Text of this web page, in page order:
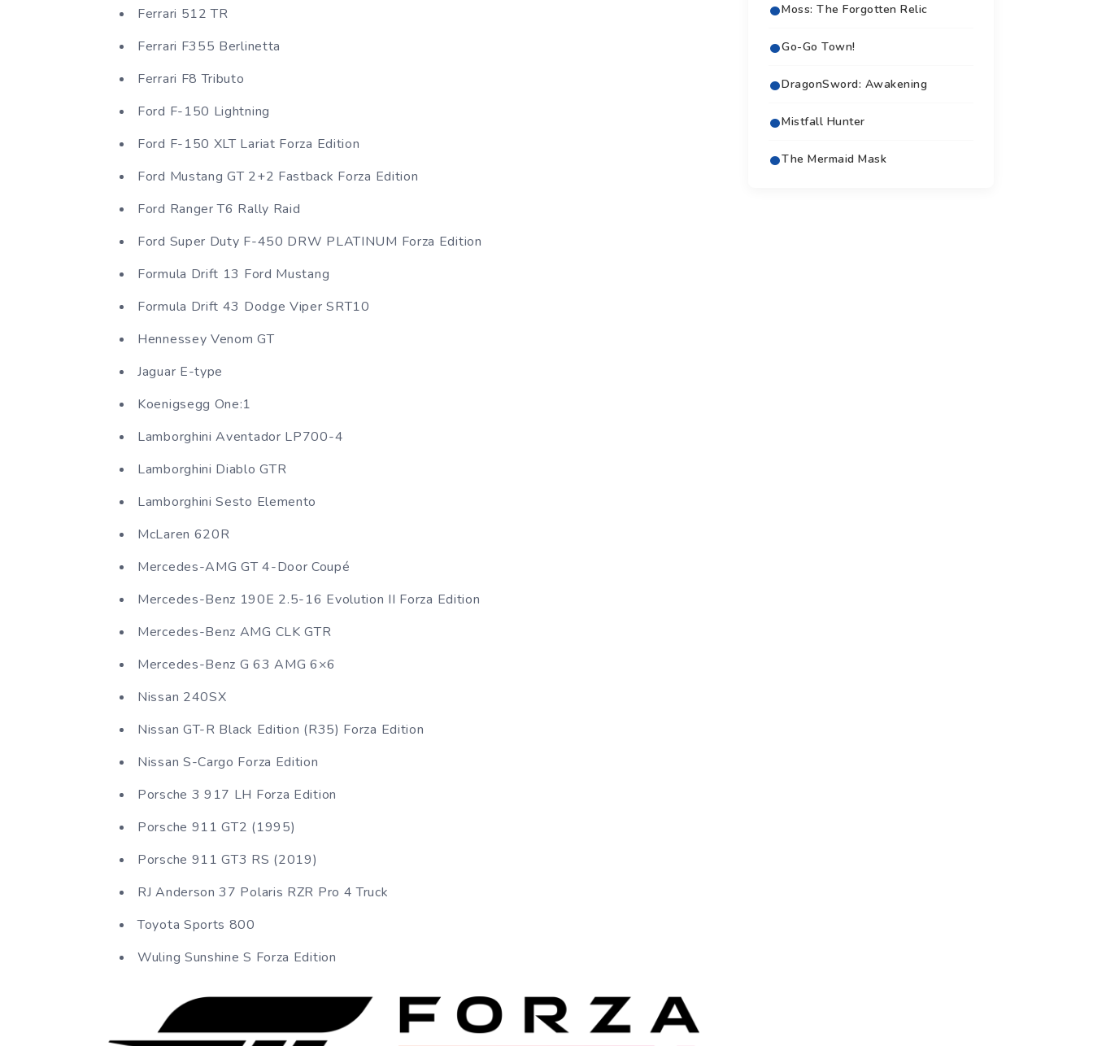
Ferrari 512 TR
Ferrari F355 Berlinetta
Ferrari F8 Tributo
Ford F-150 Lightning
Ford F-150 XLT Lariat Forza Edition
Ford Mustang GT 2+2 Fastback Forza Edition
Ford Ranger T6 Rally Raid
Ford Super Duty F-450 DRW PLATINUM Forza Edition
Formula Drift 13 Ford Mustang
Formula Drift 43 Dodge Viper SRT10
Hennessey Venom GT
Jaguar E-type
Koenigsegg One:1
Lamborghini Aventador LP700-4
Lamborghini Diablo GTR
Lamborghini Sesto Elemento
McLaren 620R
Mercedes-AMG GT 4-Door Coupé
Mercedes-Benz 190E 2.5-16 Evolution II Forza Edition
Mercedes-Benz AMG CLK GTR
Mercedes-Benz G 63 AMG 6×6
Nissan 240SX
Nissan GT-R Black Edition (R35) Forza Edition
Nissan S-Cargo Forza Edition
Porsche 3 917 LH Forza Edition
Porsche 911 GT2 (1995)
Porsche 911 GT3 RS (2019)
RJ Anderson 37 Polaris RZR Pro 4 Truck
Toyota Sports 800
Wuling Sunshine S Forza Edition
Moss: The Forgotten Relic
Go-Go Town!
DragonSword: Awakening
Mistfall Hunter
The Mermaid Mask